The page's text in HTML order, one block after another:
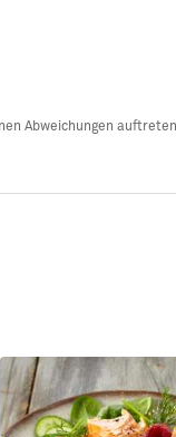
Abweichungen